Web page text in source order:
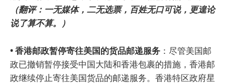
（翻评：一无媒体，二无选票，百姓无口可说，更遑论
说了算不算。）
• 香港邮政暂停寄往美国的货品邮递服务 ：尽管美国邮
政已撤销暂停接受中国大陆和香港包裹的措施，香港邮
政继续停止寄往美国货品的邮递服务。香港特区政府星